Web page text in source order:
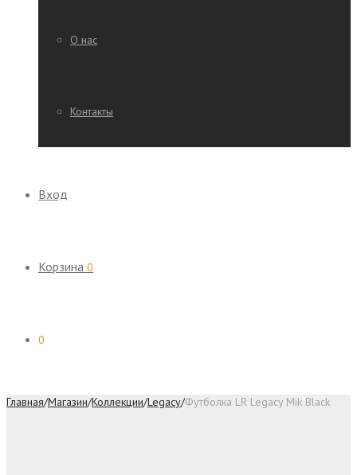
О нас
Контакты
Вход
Корзина 0
0
Главная/Магазин/Коллекции/Legacy/Футболка LR Legacy Mik Black